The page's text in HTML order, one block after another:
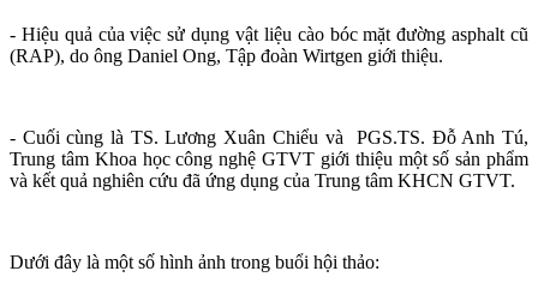
- Hiệu quả của việc sử dụng vật liệu cào bóc mặt đường asphalt cũ
(RAP), do ông Daniel Ong, Tập đoàn Wirtgen giới thiệu.
- Cuối cùng là TS. Lương Xuân Chiểu và PGS.TS. Đỗ Anh Tú,
Trung tâm Khoa học công nghệ GTVT giới thiệu một số sản phẩm
và kết quả nghiên cứu đã ứng dụng của Trung tâm KHCN GTVT.
Dưới đây là một số hình ảnh trong buổi hội thảo: